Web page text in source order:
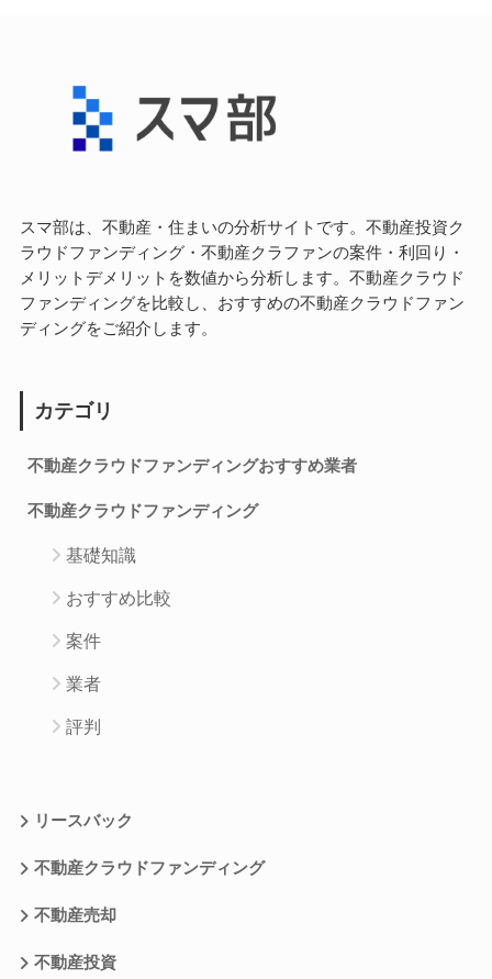
スマ部は、不動産・住まいの分析サイトです。不動産投資ク
ラウドファンディング・不動産クラファンの案件・利回り・
メリットデメリットを数値から分析します。不動産クラウド
ファンディングを比較し、おすすめの不動産クラウドファン
ディングをご紹介します。
カテゴリ
不動産クラウドファンディングおすすめ業者
不動産クラウドファンディング
基礎知識
おすすめ比較
案件
業者
評判
リースバック
不動産クラウドファンディング
不動産売却
不動産投資